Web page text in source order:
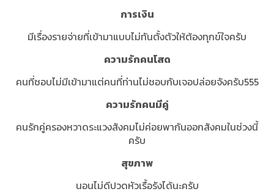
การเงิน
มีเรื่องรายจ่ายที่เข้ามาแบบไม่ทันตั้งตัวให้ต้องทุกข์ใจครับ
ความรักคนโสด
คนที่ชอบไม่มีเข้ามาแต่คนที่ท่านไม่ชอบกับเจอปล่อยจังครับ555
ความรักคนมีคู่
คนรักคู่ครองหวาดระแวงสังคมไม่ค่อยพากันออกสังคมในช่วงนี้
ครับ
สุขภาพ
นอนไม่ดีปวดหัวเรื้อรังได้นะครับ